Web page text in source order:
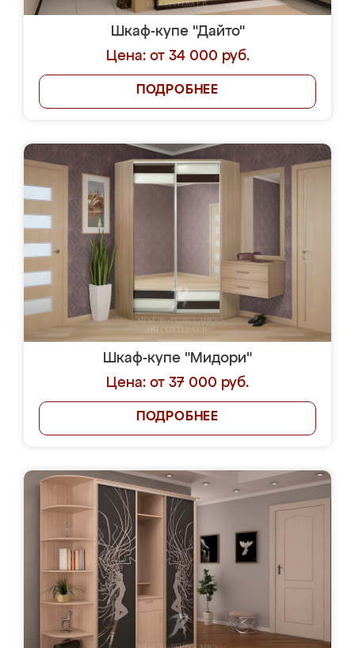
Шкаф-купе "Дайто"
Цена: от 34 000 руб.
ПОДРОБНЕЕ
Шкаф-купе "Мидори"
Цена: от 37 000 руб.
ПОДРОБНЕЕ